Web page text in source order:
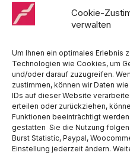
Cookie-
verwalten
Um Ihnen ein optimales Erlebnis
Technologien wie Cookies, um
und/oder darauf zuzugreifen.
zustimmen, können wir Daten
IDs auf dieser Website
erteilen oder zurückziehen,
Funktionen beeinträchtigt
gestatten Sie die Nutzung
Burst Statistic, Paypal,
Einstellung jederzeit ändern.
Medentex, Melag, Midmark,
Hygiene, Ritter, Satelec,
Ambident GmbH
Dental Geräte Handel und